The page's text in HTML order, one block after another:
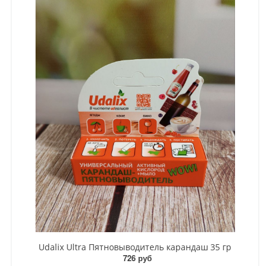
Udalix Ultra Пятновыводитель карандаш 35 гр
726 руб